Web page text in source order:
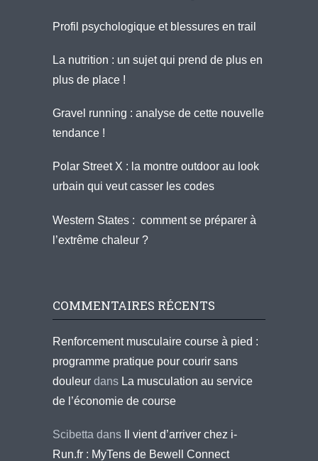
Profil psychologique et blessures en trail
La nutrition : un sujet qui prend de plus en
plus de place !
Gravel running : analyse de cette nouvelle
tendance !
Polar Street X : la montre outdoor au look
urbain qui veut casser les codes
Western States : comment se préparer à
l’extrême chaleur ?
COMMENTAIRES RÉCENTS
Renforcement musculaire course à pied :
programme pratique pour courir sans
douleur dans La musculation au service
de l’économie de course
Scibetta dans
Il vient d’arriver chez i-
Run.fr : MyTens de Bewell Connect